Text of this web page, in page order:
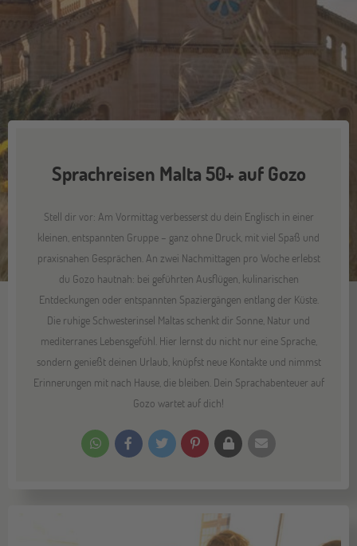
Sprachreisen Malta 50+ auf Gozo
Stell dir vor: Am Vormittag verbesserst du dein Englisch in einer
kleinen, entspannten Gruppe – ganz ohne Druck, mit viel Spaß und
praxisnahen Gesprächen. An zwei Nachmittagen pro Woche erlebst
du Gozo hautnah: bei geführten Ausflügen, kulinarischen
Entdeckungen oder entspannten Spaziergängen entlang der Küste.
Die ruhige Schwesterinsel Maltas schenkt dir Sonne, Natur und
mediterranes Lebensgefühl. Hier lernst du nicht nur eine Sprache,
sondern genießt deinen Urlaub, knüpfst neue Kontakte und nimmst
Erinnerungen mit nach Hause, die bleiben. Dein Sprachabenteuer auf
Gozo wartet auf dich!